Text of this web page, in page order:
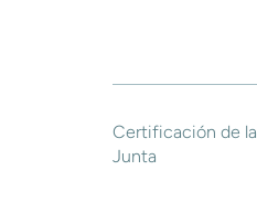
Certificación de la
Junta